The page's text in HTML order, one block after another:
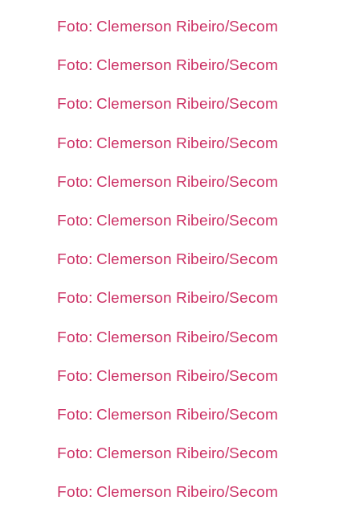
Foto: Clemerson Ribeiro/Secom
Foto: Clemerson Ribeiro/Secom
Foto: Clemerson Ribeiro/Secom
Foto: Clemerson Ribeiro/Secom
Foto: Clemerson Ribeiro/Secom
Foto: Clemerson Ribeiro/Secom
Foto: Clemerson Ribeiro/Secom
Foto: Clemerson Ribeiro/Secom
Foto: Clemerson Ribeiro/Secom
Foto: Clemerson Ribeiro/Secom
Foto: Clemerson Ribeiro/Secom
Foto: Clemerson Ribeiro/Secom
Foto: Clemerson Ribeiro/Secom